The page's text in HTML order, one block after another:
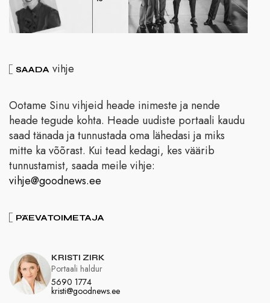
SAADA vihje
Ootame Sinu vihjeid heade inimeste ja nende
heade tegude kohta. Heade uudiste portaali kaudu
saad tänada ja tunnustada oma lähedasi ja miks
mitte ka võõrast. Kui tead kedagi, kes väärib
tunnustamist, saada meile vihje:
vihje@goodnews.ee
PÄEVATOIMETAJA
KRISTI ZIRK
5690 1774
kristi@goodnews.ee
Portaali haldur